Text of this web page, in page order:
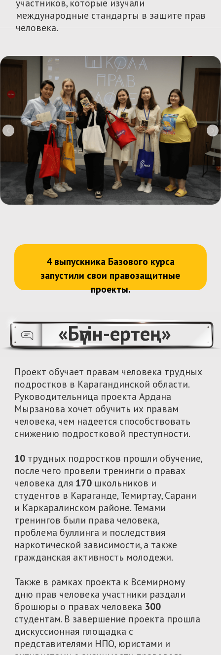
Подробнее
при участии в митингах и в условиях
шатдауна в Казахстане», а также
опубликовали 7 инструкций, советов,
навигаций об информационной
бесплатных тренингах. В
понять статус образования по правам
человека в школах в Казахстане, мы
запустили исследование «Картирование
программа в области прав человека». По
итогам работы МИСК вошел в экспертную
школьное образование.
435
респондентов
9
регионов
145
учителей, родителей
школьников и студентов
40
экспертов
366
программ и
инициатив
обзор
Мы презентовали итоги исследования
Министерству Юстиции и Министерству
Просвещения, а также гражданскому
обществу. Подробнее с отчетом
исследования можно ознакомиться здесь.
ИССЛЕДОВАНИЯ
Картирование программ
в области прав человека